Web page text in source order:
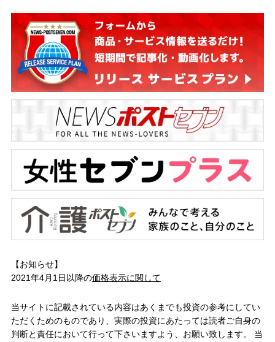
【お知らせ】
2021年4月1日以降の価格表示に関して
当サイトに記載されている内容はあくまでも投資の参考にしてい
ただくためのものであり、実際の投資にあたっては読者ご自身の
判断と責任において行って下さいますよう、お願い致します。 当